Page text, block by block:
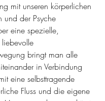
mit unseren körperlichen
und der Psyche
eine spezielle,
bringt man alle
in Verbindung
eine selbsttragende
Fluss und die eigene